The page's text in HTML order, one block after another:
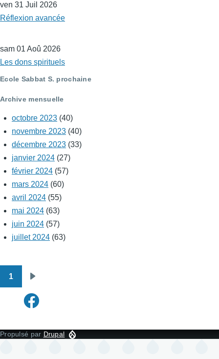
ven 31 Juil 2026
Réflexion avancée
sam 01 Aoû 2026
Les dons spirituels
Ecole Sabbat S. prochaine
Archive mensuelle
octobre 2023 (40)
novembre 2023 (40)
décembre 2023 (33)
janvier 2024 (27)
février 2024 (57)
mars 2024 (60)
avril 2024 (55)
mai 2024 (63)
juin 2024 (57)
juillet 2024 (63)
Pagination
1
suivante
Propulsé par Drupal